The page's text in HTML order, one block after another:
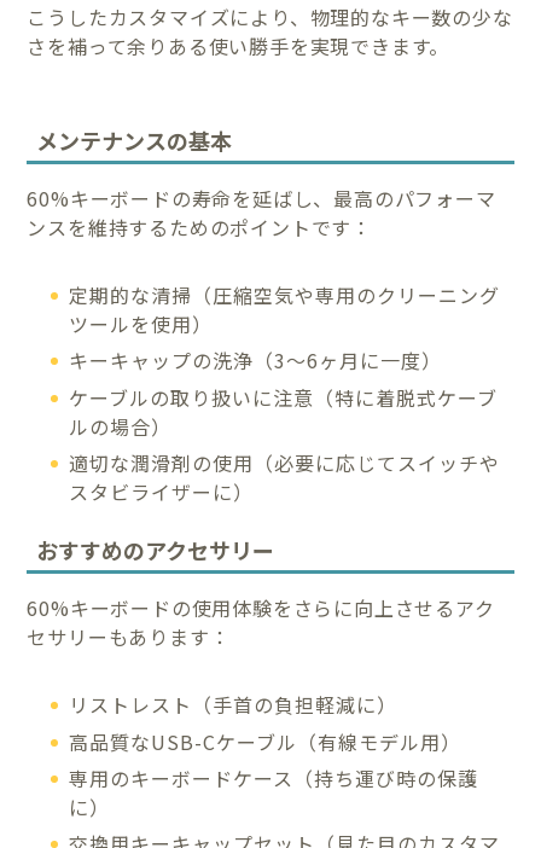
こうしたカスタマイズにより、物理的なキー数の少な
さを補って余りある使い勝手を実現できます。
メンテナンスの基本
60%キーボードの寿命を延ばし、最高のパフォーマ
ンスを維持するためのポイントです：
定期的な清掃（圧縮空気や専用のクリーニング
ツールを使用）
キーキャップの洗浄（3〜6ヶ月に一度）
ケーブルの取り扱いに注意（特に着脱式ケーブ
ルの場合）
適切な潤滑剤の使用（必要に応じてスイッチや
スタビライザーに）
おすすめのアクセサリー
60%キーボードの使用体験をさらに向上させるアク
セサリーもあります：
リストレスト（手首の負担軽減に）
高品質なUSB-Cケーブル（有線モデル用）
専用のキーボードケース（持ち運び時の保護
に）